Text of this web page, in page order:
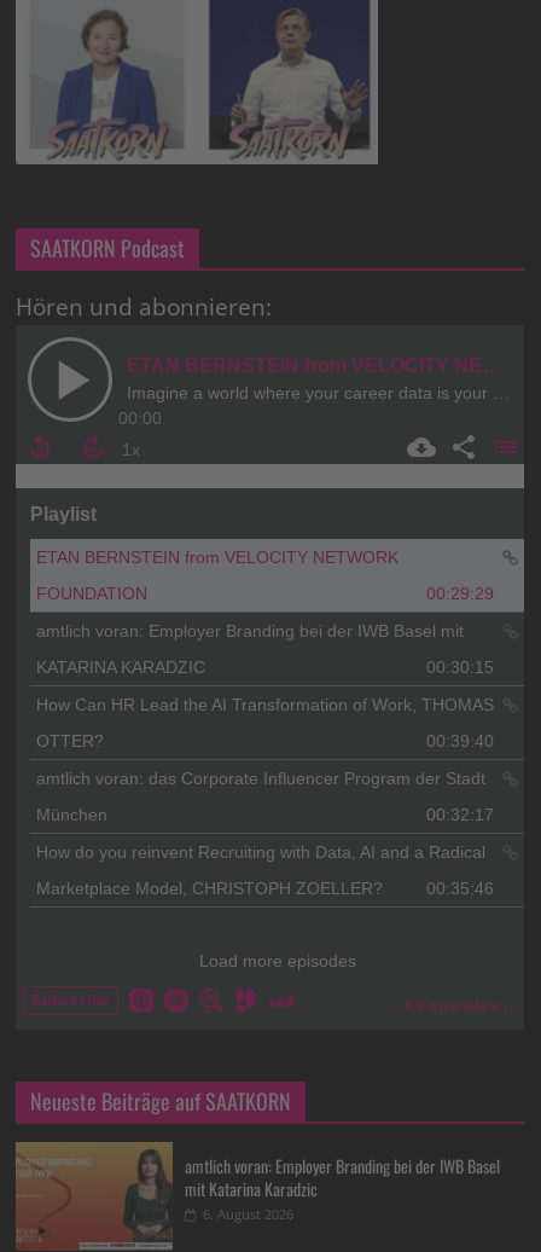
SAATKORN Podcast
Hören und abonnieren:
Neueste Beiträge auf SAATKORN
amtlich voran: Employer Branding bei der IWB Basel
mit Katarina Karadzic
6. August 2026